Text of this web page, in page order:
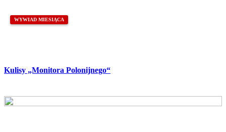
WYWIAD MIESIĄCA
Kulisy „Monitora Polonijnego“